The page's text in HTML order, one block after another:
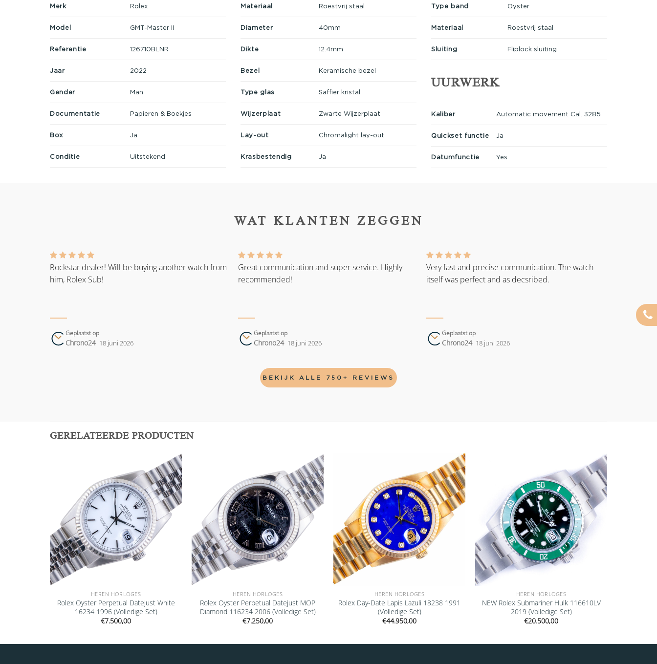
Merk Rolex
Model GMT-Master II
Referentie 126710BLNR
Jaar 2022
Gender Man
Documentatie Papieren & Boekjes
Box Ja
Conditie Uitstekend
Materiaal Roestvrij staal
Diameter 40mm
Dikte 12.4mm
Bezel Keramische bezel
Type glas Saffier kristal
Wijzerplaat Zwarte Wijzerplaat
Lay-out Chromalight lay-out
Krasbestendig Ja
Type band Oyster
Materiaal Roestvrij staal
Sluiting Fliplock sluiting
UURWERK
Kaliber Automatic movement Cal. 3285
Quickset functie Ja
Datumfunctie Yes
WAT KLANTEN ZEGGEN
Rockstar dealer! Will be buying another watch from
him, Rolex Sub!
Geplaatst op
Chrono24 18 juni 2026
Great communication and super service. Highly
recommended!
Geplaatst op
Chrono24 18 juni 2026
Very fast and precise communication. The watch
itself was perfect and as decsribed.
Geplaatst op
Chrono24 18 juni 2026
BEKIJK ALLE 750+ REVIEWS
GERELATEERDE PRODUCTEN
Add to
wishlist
HEREN HORLOGES
Rolex Oyster Perpetual Datejust White
16234 1996 (Volledige Set)
€7.500,00
Add to
wishlist
HEREN HORLOGES
Rolex Oyster Perpetual Datejust MOP
Diamond 116234 2006 (Volledige Set)
€7.250,00
Add to
wishlist
HEREN HORLOGES
Rolex Day-Date Lapis Lazuli 18238 1991
(Volledige Set)
€44.950,00
Add to
wishlist
HEREN HORLOGES
NEW Rolex Submariner Hulk 116610LV
2019 (Volledige Set)
€20.500,00